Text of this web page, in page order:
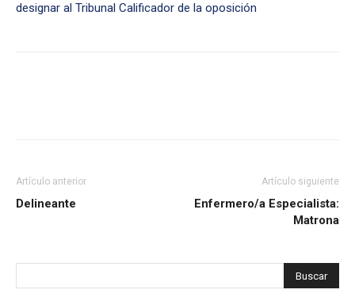
designar al Tribunal Calificador de la oposición
Artículo anterior
Delineante
Artículo siguiente
Enfermero/a Especialista:
Matrona